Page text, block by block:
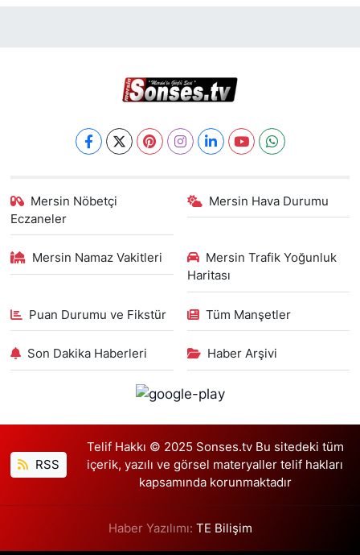
Mersin Nöbetçi
Eczaneler
Mersin Hava Durumu
Mersin Namaz Vakitleri
Mersin Trafik Yoğunluk
Haritası
Puan Durumu ve Fikstür Tüm Manşetler
Son Dakika Haberleri Haber Arşivi
RSS
Telif Hakkı © 2025 Sonses.tv Bu sitedeki tüm
içerik, yazılı ve görsel materyaller telif hakları
kapsamında korunmaktadır
Haber Yazılımı: TE Bilişim